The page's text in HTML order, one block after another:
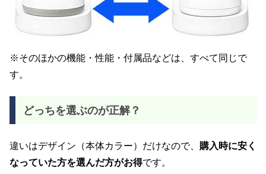
※そのほかの機能・性能・付属品などは、すべて同じで
す。
どっちを選ぶのが正解？
違いはデザイン（本体カラー）だけなので、 購入時に安く
なっていた方を選んだ方がお得です。